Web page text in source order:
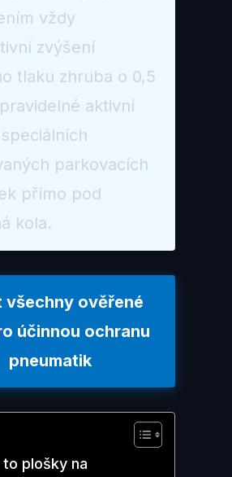
vždy
zvýšení
tlaku zhruba o 0,5
aktivní
parkovacích
přímo pod
kola.
všechny ověřené
účinnou ochranu
pneumatik
to plošky na